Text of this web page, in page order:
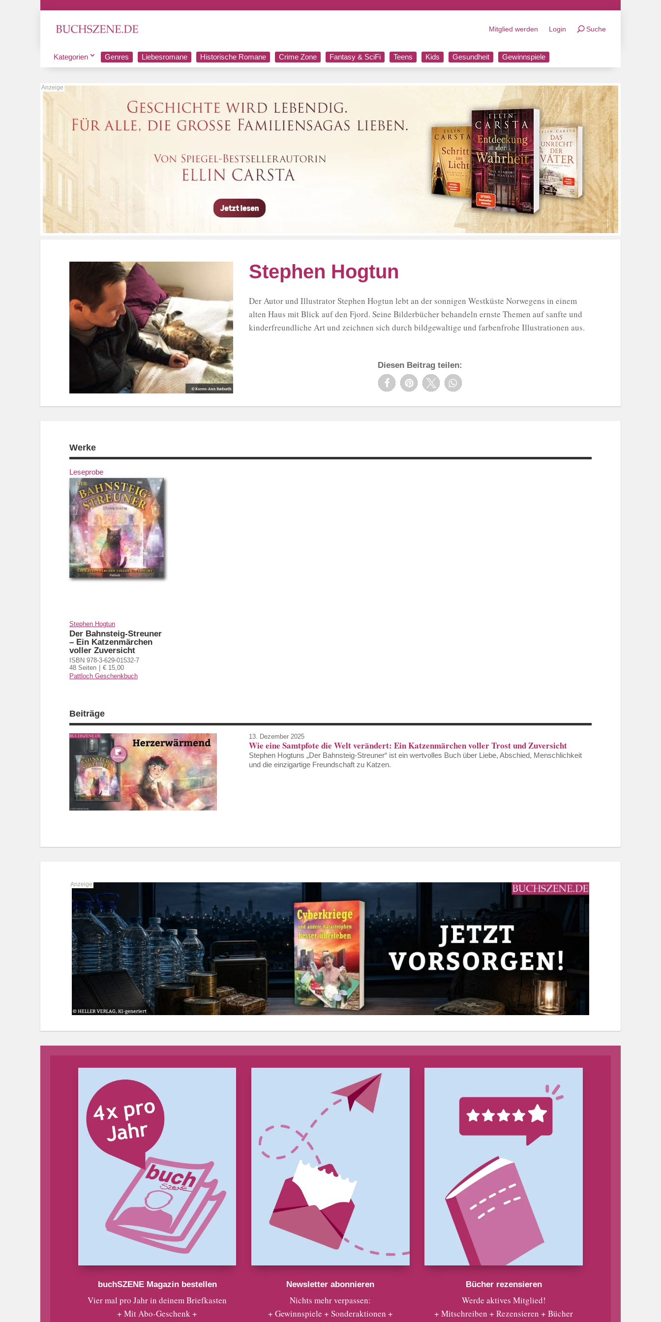
Mitglied werden Login Suche
Kategorien Genres Liebesromane Historische Romane Crime Zone Fantasy & SciFi Teens Kids Gesundheit Gewinnspiele
Stephen Hogtun
Der Autor und Illustrator Stephen Hogtun lebt an der sonnigen Westküste Norwegens in einem
alten Haus mit Blick auf den Fjord. Seine Bilderbücher behandeln ernste Themen auf sanfte und
kinderfreundliche Art und zeichnen sich durch bildgewaltige und farbenfrohe Illustrationen aus.
Diesen Beitrag teilen:
Werke
Leseprobe
Stephen Hogtun
Der Bahnsteig-Streuner
– Ein Katzenmärchen
voller Zuversicht
ISBN 978-3-629-01532-7
48 Seiten
€ 15,00
Pattloch Geschenkbuch
Beiträge
13. Dezember 2025
Wie eine Samtpfote die Welt verändert: Ein Katzenmärchen voller Trost und Zuversicht
Stephen Hogtuns „Der Bahnsteig-Streuner“ ist ein wertvolles Buch über Liebe, Abschied, Menschlichkeit
und die einzigartige Freundschaft zu Katzen.
buchSZENE Magazin bestellen
Vier mal pro Jahr in deinem Briefkasten
+ Mit Abo-Geschenk +
Newsletter abonnieren
Nichts mehr verpassen:
+ Gewinnspiele + Sonderaktionen +
Bücher rezensieren
Werde aktives Mitglied!
+ Mitschreiben + Rezensieren + Bücher